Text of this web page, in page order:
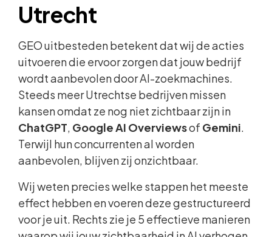
Utrecht
GEO uitbesteden betekent dat wij de acties
uitvoeren die ervoor zorgen dat jouw bedrijf
wordt aanbevolen door AI-zoekmachines.
Steeds meer Utrechtse bedrijven missen
kansen omdat ze nog niet zichtbaar zijn in
ChatGPT, Google AI Overviewsof Gemini.
Terwijl hun concurrenten al worden
aanbevolen, blijven zij onzichtbaar.
Wij weten precies welke stappen het meeste
effect hebben en voeren deze gestructureerd
voor je uit. Rechts zie je 5 effectieve manieren